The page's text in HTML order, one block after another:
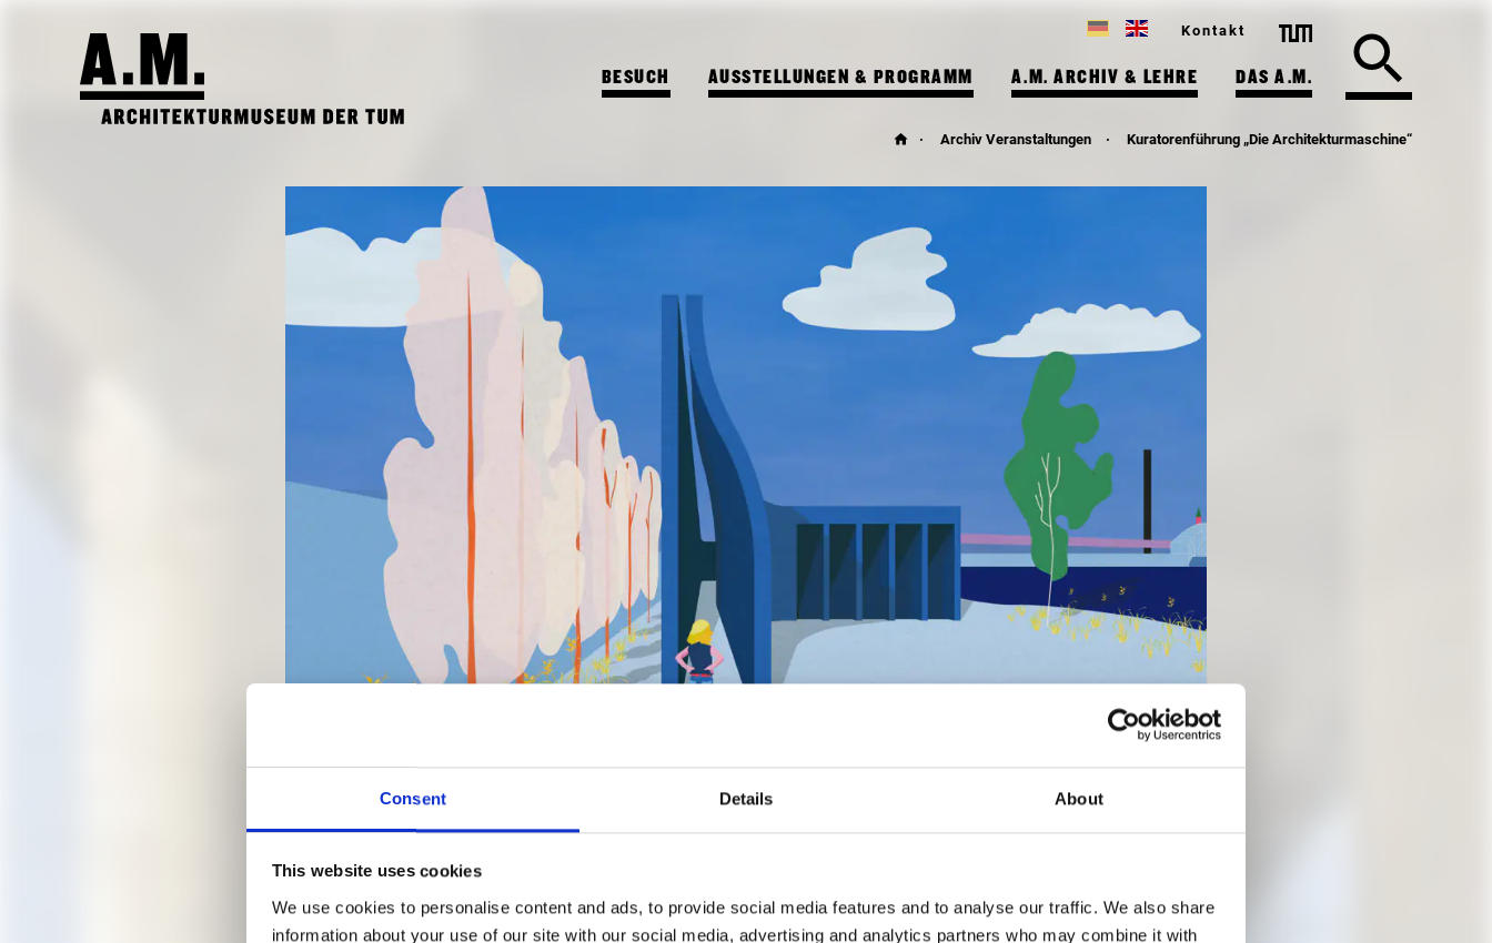
Consent Details About
This website uses cookies
We use cookies to personalise content and ads, to provide social media features and to analyse our traffic. We also share
information about your use of our site with our social media, advertising and analytics partners who may combine it with
Kontakt
BESUCH AUSSTELLUNGEN & PROGRAMM A.M. ARCHIV & LEHRE DAS A.M.
Archiv Veranstaltungen Kuratorenführung „Die Architekturmaschine“
Jana Čulek, Hilma af Klint Museum. A Temple for the Pictures, 2017 © Jana Čulek / Studio Fabula
ABGESAGT!